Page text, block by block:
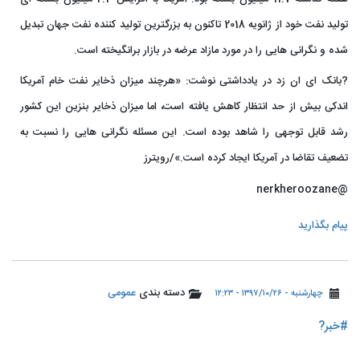
تولید نفت خود از ژانویه 2018 تاکنون به بزرگترین تولید کننده نفت جهان تبدیل
شده و نگرانی هایی را در مورد مازاد عرضه در بازار برانگیخته است.
?بانک ای ان زد در یادداشتی نوشت: «هرچند میزان ذخایر نفت خام آمریکا
اندکی بیش از حد انتظار کاهش یافته است، اما میزان ذخایر بنزین این کشور
رشد قابل توجهی را شاهد بوده است. این مسئله نگرانی هایی را نسبت به
تضعیف تقاضا در آمریکا ایجاد کرده است.»/رویترز
@nerkheroozane
پیام بگذارید
چهارشنبه - ۱۳۹۷/۱۰/۲۶ - ۱۲:۲۳ دسته بندی عمومی
#خبر?